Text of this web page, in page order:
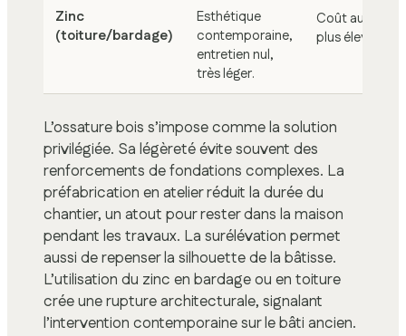
Zinc
(toiture/bardage)
Esthétique
contemporaine,
entretien nul,
très léger.
Coût au m²
plus élevé.
L’ossature bois s’impose comme la solution
privilégiée. Sa légèreté évite souvent des
renforcements de fondations complexes. La
préfabrication en atelier réduit la durée du
chantier, un atout pour rester dans la maison
pendant les travaux. La surélévation permet
aussi de repenser la silhouette de la bâtisse.
L’utilisation du zinc en bardage ou en toiture
crée une rupture architecturale, signalant
l’intervention contemporaine sur le bâti ancien.